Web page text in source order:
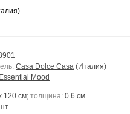
Casa Dolce Casa (Италия)
Essential Mood
120 см; толщина: 0.6 см